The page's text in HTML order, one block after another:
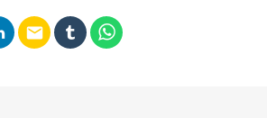
email